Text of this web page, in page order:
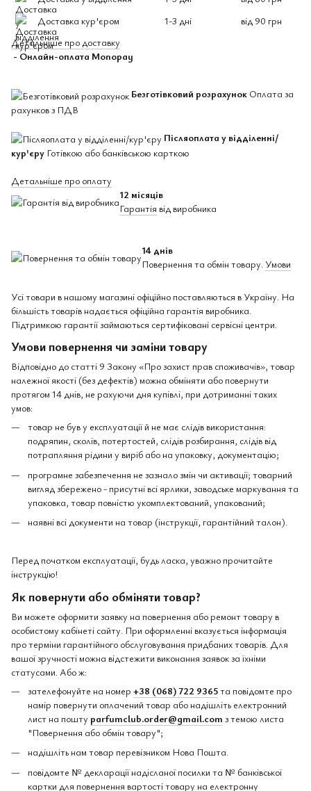
Доставка кур'єром
1-3 дні
від 90 грн
Детальніше про доставку
- Онлайн-оплата Monopay
Безготівковий розрахунок Оплата за
рахунков з ПДВ
Післяоплата у відділенні/
кур'єру Готівкою або банківською карткою
Детальніше про оплату
12 місяців
Гарантія від виробника
14 днів
Повернення та обмін товару. Умови
Усі товари в нашому магазині офіційно поставляються в Україну. На
більшість товарів надається офіційна гарантія виробника.
Підтримкою гарантії займаються сертифіковані сервісні центри.
Умови повернення чи заміни товару
Відповідно до статті 9 Закону «Про захист прав споживачів», товар
належної якості (без дефектів) можна обміняти або повернути
протягом 14 днів, не рахуючи дня купівлі, при дотриманні таких
умов:
товар не був у експлуатації й не має слідів використання:
подряпин, сколів, потертостей, слідів розбирання, слідів від
потрапляння рідини у виріб або на упаковку, документацію;
програмне забезпечення не зазнало змін чи активації; товарний
вигляд збережено - присутні всі ярлики, заводське маркування та
упаковка, товар повністю укомплектований, упакований;
наявні всі документи на товар (інструкції, гарантійний талон).
Перед початком експлуатації, будь ласка, уважно прочитайте
інструкцію!
Як повернути або обміняти товар?
Ви можете оформити заявку на повернення або ремонт товару в
особистому кабінеті сайту. При оформленні вказується інформація
про терміни гарантійного обслуговування придбаних товарів. Для
вашої зручності можна відстежити виконання заявок за їхніми
статусами. Або ж:
зателефонуйте на номер +38 (068) 722 9365та повідомте про
намір повернути оплачений товар або надішліть електронний
лист на пошту parfumclub.order@gmail.com з темою листа
"Повернення або обмін товару";
надішліть нам товар перевізником Нова Пошта.
повідомте № декларації надісланої посилки та № банківської
картки для повернення вартості товару на електронну